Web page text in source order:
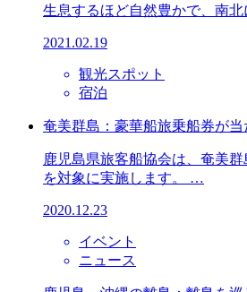
生息するほど自然豊かで、南
2021.02.19
観光スポット
宿泊
奄美群島：豪華船旅乗船券が
鹿児島県旅客船協会は、奄美
を対象に実施します。 …
2020.12.23
イベント
ニュース